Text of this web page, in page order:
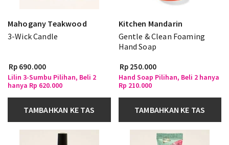
Mahogany Teakwood
3-Wick Candle
Rp 690.000
Lilin 3-Sumbu Pilihan, Beli 2
hanya Rp 620.000
TAMBAHKAN KE TAS
Kitchen Mandarin
Gentle & Clean Foaming
Hand Soap
Rp 250.000
Hand Soap Pilihan, Beli 2 hanya
Rp 210.000
TAMBAHKAN KE TAS